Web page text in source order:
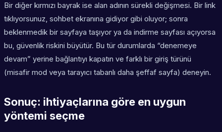
Bir diğer kırmızı bayrak ise alan adının sürekli değişmesi. Bir link
tıklıyorsunuz, sohbet ekranına gidiyor gibi oluyor; sonra
beklenmedik bir sayfaya taşıyor ya da indirme sayfası açıyorsa
bu, güvenlik riskini büyütür. Bu tür durumlarda “denemeye
devam” yerine bağlantıyı kapatın ve farklı bir giriş türünü
(misafir mod veya tarayıcı tabanlı daha şeffaf sayfa) deneyin.
Sonuç: ihtiyaçlarına göre en uygun
yöntemi seçme